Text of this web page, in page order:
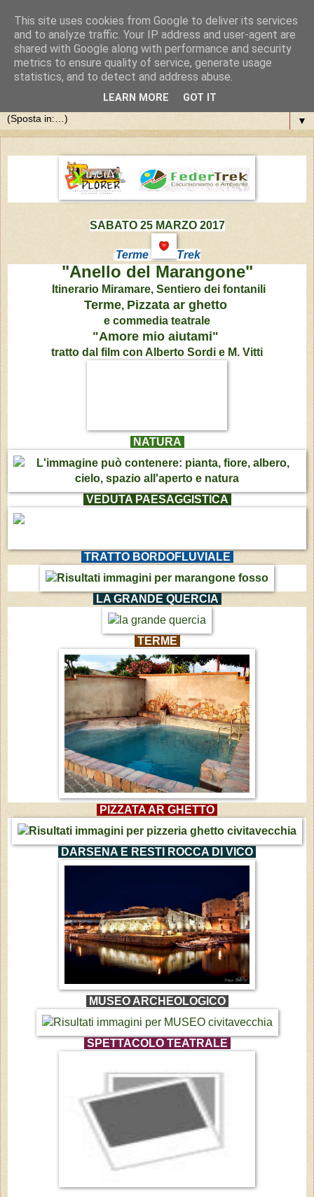
▼
SABATO 25 MARZO 2017
Terme Trek
"Anello del Marangone"
Itinerario Miramare, Sentiero dei fontanili
Terme, Pizzata ar ghetto
e commedia teatrale
"Amore mio aiutami"
tratto dal film con Alberto Sordi e M. Vitti
NATURA
VEDUTA PAESAGGISTICA
TRATTO BORDOFLUVIALE
LA GRANDE QUERCIA
TERME
PIZZATA AR GHETTO
DARSENA E RESTI ROCCA DI VICO
MUSEO ARCHEOLOGICO
SPETTACOLO TEATRALE
This site uses cookies from Google to deliver its services
and to analyze traffic. Your IP address and user-agent are
shared with Google along with performance and security
metrics to ensure quality of service, generate usage
statistics, and to detect and address abuse.
LEARN MORE GOT IT